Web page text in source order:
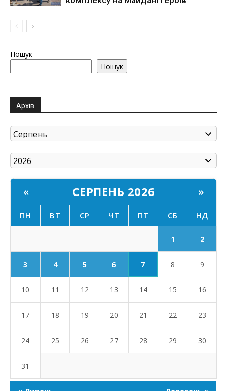
Пошук
Пошук
Архів
« СЕРПЕНЬ 2026 »
ПН ВТ СР ЧТ ПТ СБ НД
1 2
3 4 5 6 7 8 9
10 11 12 13 14 15 16
17 18 19 20 21 22 23
24 25 26 27 28 29 30
31